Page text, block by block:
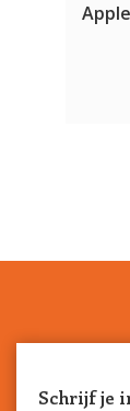
Apple
Schrijf je